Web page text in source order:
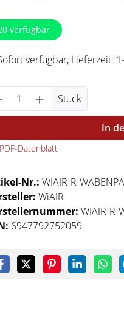
verfügbar
verfügbar, Lieferzeit:
Anzahl:
Stück
In
PDF-Datenblatt
Nr.: WIAIR-R-
WiAIR
WIAIR-R-
6947792752059